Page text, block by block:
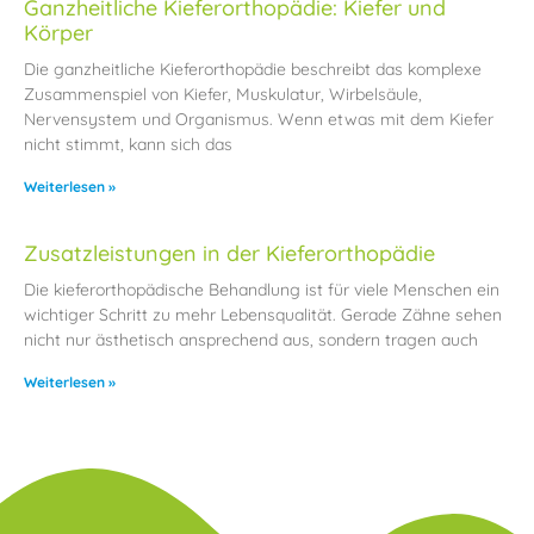
Ganzheitliche Kieferorthopädie: Kiefer und
Körper
Die ganzheitliche Kieferorthopädie beschreibt das komplexe
Zusammenspiel von Kiefer, Muskulatur, Wirbelsäule,
Nervensystem und Organismus. Wenn etwas mit dem Kiefer
nicht stimmt, kann sich das
Weiterlesen »
Zusatzleistungen in der Kieferorthopädie
Die kieferorthopädische Behandlung ist für viele Menschen ein
wichtiger Schritt zu mehr Lebensqualität. Gerade Zähne sehen
nicht nur ästhetisch ansprechend aus, sondern tragen auch
Weiterlesen »